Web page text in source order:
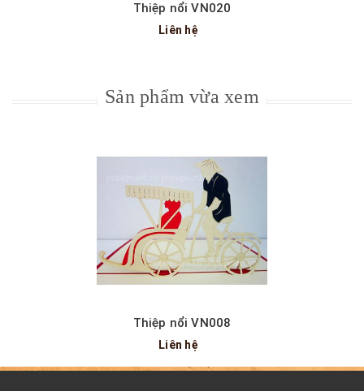
Thiệp nổi VN020
Liên hệ
Sản phẩm vừa xem
Thiệp nổi VN008
Liên hệ